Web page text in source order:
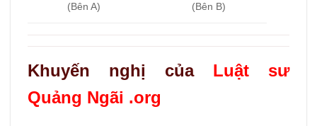
(Bên A)
(Bên B)
Khuyến nghị của Luật sư
Quảng Ngãi .org